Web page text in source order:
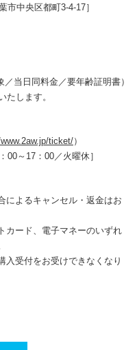
市中央区都町3-4-17］
当日同料金／要年齢証明書）
します。
ticket/）
00～17：00／火曜休］
よるキャンセル・返金はお
カード、電子マネーのいずれ
受付をお受けできなくなり